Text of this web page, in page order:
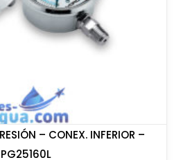
– CONEX. INFERIOR –
PG25160L